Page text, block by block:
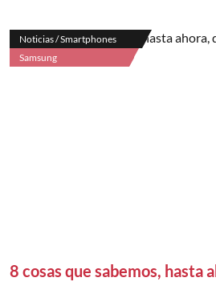
Noticias / Smartphones
Samsung
8 cosas que sabemos, hasta